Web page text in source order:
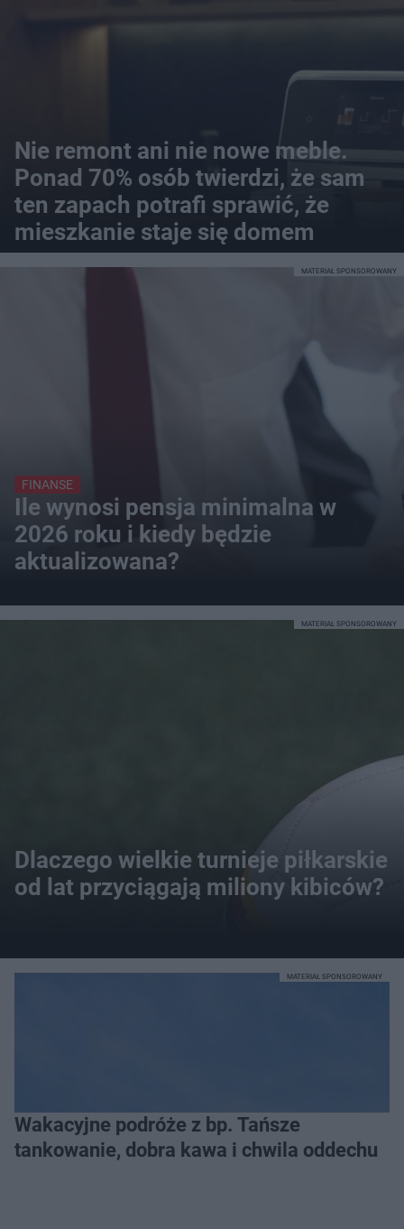
Nie remont ani nie nowe meble.
Ponad 70% osób twierdzi, że sam
ten zapach potrafi sprawić, że
mieszkanie staje się domem
FINANSE
Ile wynosi pensja minimalna w
2026 roku i kiedy będzie
aktualizowana?
MATERIAŁ SPONSOROWANY
Dlaczego wielkie turnieje piłkarskie
od lat przyciągają miliony kibiców?
MATERIAŁ SPONSOROWANY
Wakacyjne podróże z bp. Tańsze
tankowanie, dobra kawa i chwila oddechu
MATERIAŁ SPONSOROWANY